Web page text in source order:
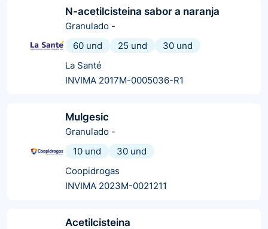
N-acetilcisteina sabor a naranja
Granulado -
60 und
25 und
30 und
La Santé
INVIMA 2017M-0005036-R1
Mulgesic
Granulado -
10 und
30 und
Coopidrogas
INVIMA 2023M-0021211
Acetilcisteina